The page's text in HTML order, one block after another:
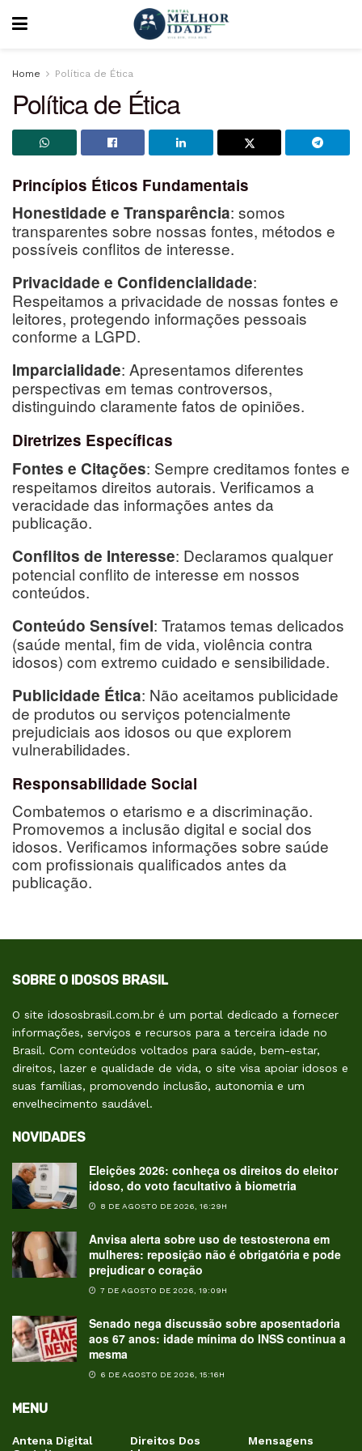
Home Política de Ética
Política de Ética
Princípios Éticos Fundamentais
Honestidade e Transparência: somos
transparentes sobre nossas fontes, métodos e
possíveis conflitos de interesse.
Privacidade e Confidencialidade:
Respeitamos a privacidade de nossas fontes e
leitores, protegendo informações pessoais
conforme a LGPD.
Imparcialidade: Apresentamos diferentes
perspectivas em temas controversos,
distinguindo claramente fatos de opiniões.
Diretrizes Específicas
Fontes e Citações: Sempre creditamos fontes e
respeitamos direitos autorais. Verificamos a
veracidade das informações antes da
publicação.
Conflitos de Interesse: Declaramos qualquer
potencial conflito de interesse em nossos
conteúdos.
Conteúdo Sensível: Tratamos temas delicados
(saúde mental, fim de vida, violência contra
idosos) com extremo cuidado e sensibilidade.
Publicidade Ética: Não aceitamos publicidade
de produtos ou serviços potencialmente
prejudiciais aos idosos ou que explorem
vulnerabilidades.
Responsabilidade Social
Combatemos o etarismo e a discriminação.
Promovemos a inclusão digital e social dos
idosos. Verificamos informações sobre saúde
com profissionais qualificados antes da
publicação.
SOBRE O IDOSOS BRASIL
O site idososbrasil.com.br é um portal dedicado a fornecer
informações, serviços e recursos para a terceira idade no
Brasil. Com conteúdos voltados para saúde, bem-estar,
direitos, lazer e qualidade de vida, o site visa apoiar idosos e
suas famílias, promovendo inclusão, autonomia e um
envelhecimento saudável.
NOVIDADES
Eleições 2026: conheça os direitos do eleitor
idoso, do voto facultativo à biometria
8 DE AGOSTO DE 2026, 16:29H
Anvisa alerta sobre uso de testosterona em
mulheres: reposição não é obrigatória e pode
prejudicar o coração
7 DE AGOSTO DE 2026, 19:09H
Senado nega discussão sobre aposentadoria
aos 67 anos: idade mínima do INSS continua a
mesma
6 DE AGOSTO DE 2026, 15:16H
MENU
Antena Digital
Direitos Dos
Mensagens